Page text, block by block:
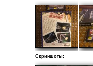
• Диск
Рейтинг: